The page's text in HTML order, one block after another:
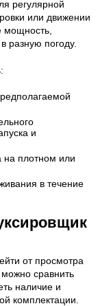
регулярной
или движении
мощность,
разную погоду.
и
на плотном или
в течение
от просмотра
сравнить
наличие и
комплектации.